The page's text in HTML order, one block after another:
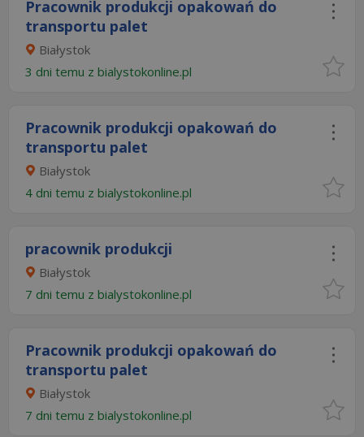
Pracownik produkcji opakowań do
transportu palet
Białystok
3 dni temu z bialystokonline.pl
Pracownik produkcji opakowań do
transportu palet
Białystok
4 dni temu z bialystokonline.pl
pracownik produkcji
Białystok
7 dni temu z bialystokonline.pl
Pracownik produkcji opakowań do
transportu palet
Białystok
7 dni temu z bialystokonline.pl